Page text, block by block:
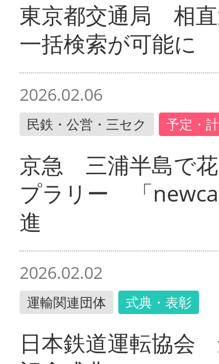
東京都交通局 相
一括検索が可能に
2026.02.06
民鉄・公営・三セク 予定・
京急 三浦半島で
プラリー 「
進
2026.02.02
運輸関連団体 式典・表彰
日本鉄道運転協会